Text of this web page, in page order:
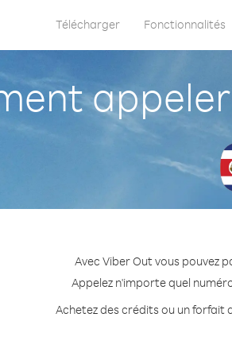
Télécharger Fonctionnalités
Avec Viber Out vous pouvez
Appelez n'importe quel
Achetez des crédits ou un forfait